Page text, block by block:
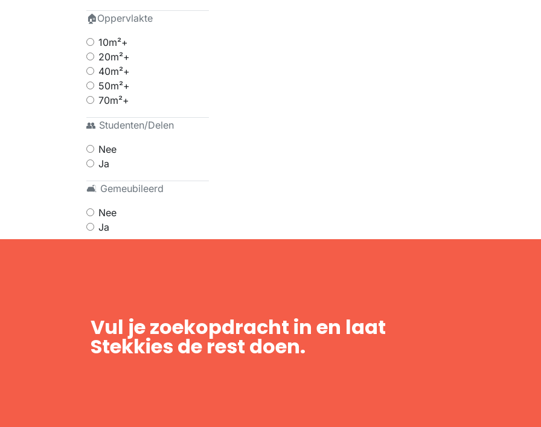
🏠Oppervlakte
10m²+
20m²+
40m²+
50m²+
70m²+
👥 Studenten/Delen
Nee
Ja
🛋 Gemeubileerd
Nee
Ja
Vul je zoekopdracht in en laat
Stekkies de rest doen.